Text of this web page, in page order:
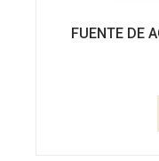
FUENTE DE